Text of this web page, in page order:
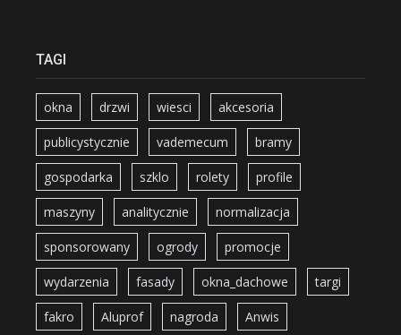
TAGI
okna drzwi wiesci akcesoria
publicystycznie vademecum bramy
gospodarka szklo rolety profile
maszyny analitycznie normalizacja
sponsorowany ogrody promocje
wydarzenia fasady okna_dachowe targi
fakro Aluprof nagroda Anwis